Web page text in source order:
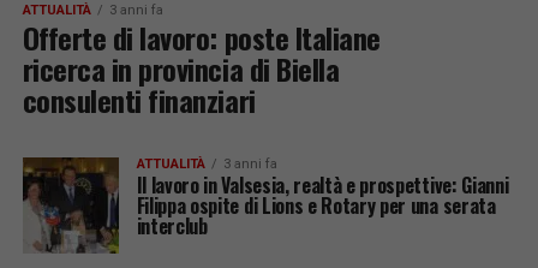
ATTUALITÀ 3 anni fa
Offerte di lavoro: poste Italiane
ricerca in provincia di Biella
consulenti finanziari
ATTUALITÀ 3 anni fa
Il lavoro in Valsesia, realtà e prospettive: Gianni
Filippa ospite di Lions e Rotary per una serata
interclub